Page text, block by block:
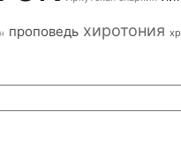
проповедь хиротония